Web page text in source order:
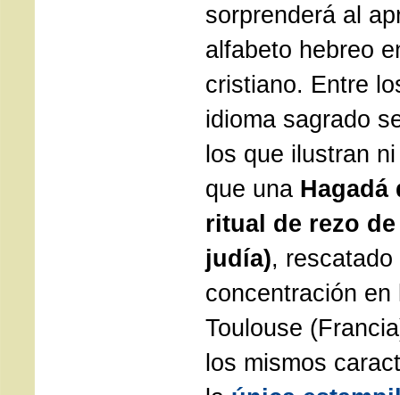
sorprenderá al
alfabeto hebreo
cristiano. Entre
idioma sagrado
los que ilustran
que una Hagadá
ritual de rezo
judía),
concentración en
Toulouse
los mismos